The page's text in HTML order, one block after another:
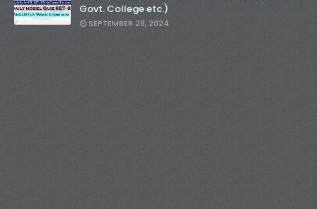
Govt. College etc.)
SEPTEMBER 28, 2024